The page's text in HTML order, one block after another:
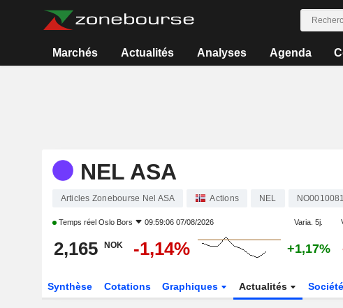
Marchés Actualités Analyses Agenda
NEL ASA
Articles Zonebourse Nel ASA Actions NEL
Temps réel Oslo Bors 09:59:06 07/08/2026 Varia. 5j.
2,165 NOK -1,14% +1,17%
Synthèse Cotations Graphiques Actualités Société